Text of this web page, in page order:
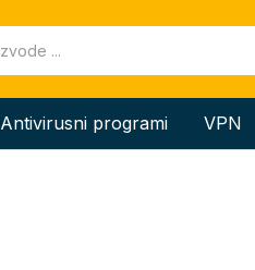
Antivirusni programi VPN